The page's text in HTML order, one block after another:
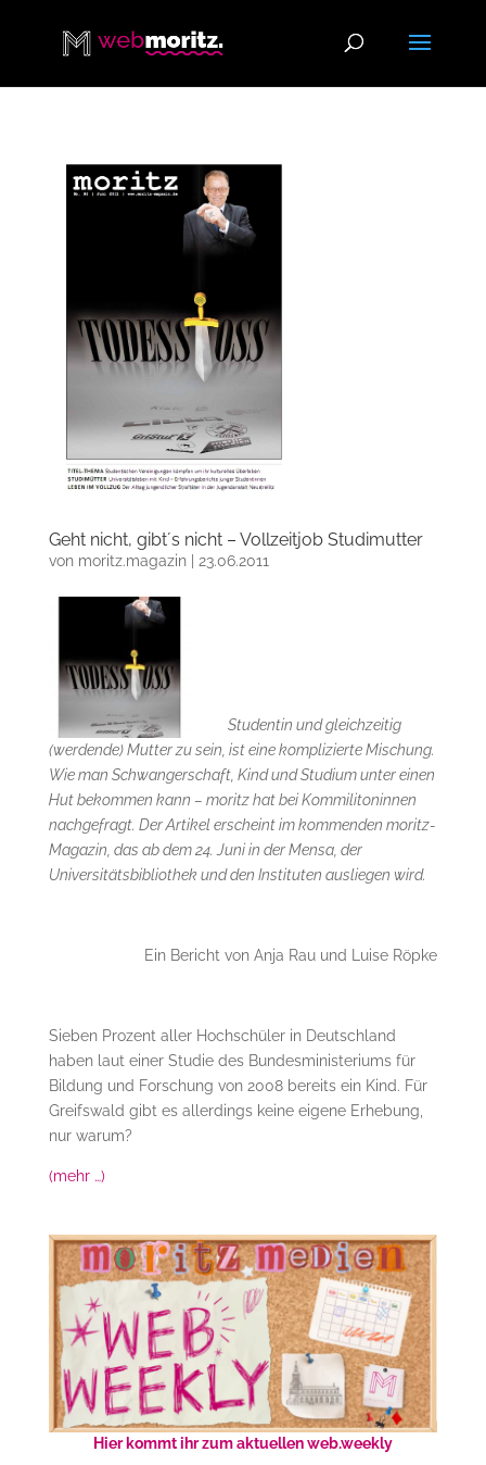
Geht nicht, gibt´s nicht – Vollzeitjob Studimutter
von moritz.magazin| 23.06.2011
Studentin und gleichzeitig
(werdende) Mutter zu sein, ist eine komplizierte Mischung.
Wie man Schwangerschaft, Kind und Studium unter einen
Hut bekommen kann – moritz hat bei Kommilitoninnen
nachgefragt. Der Artikel erscheint im kommenden moritz-
Magazin, das ab dem 24. Juni in der Mensa, der
Universitätsbibliothek und den Instituten ausliegen wird.
Ein Bericht von Anja Rau und Luise Röpke
Sieben Prozent aller Hochschüler in Deutschland
haben laut einer Studie des Bundesministeriums für
Bildung und Forschung von 2008 bereits ein Kind. Für
Greifswald gibt es allerdings keine eigene Erhebung,
nur warum?
(mehr …)
Hier kommt ihr zum aktuellen web.weekly